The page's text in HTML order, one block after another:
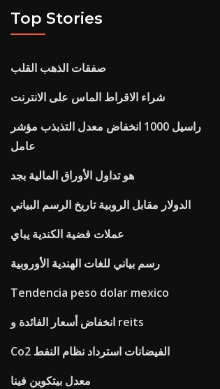
Top Stories
صفقات الذهب القلب
شراء الاقراط الماس على الانترنت
راسيل 1000 انخفاض معدل التذبذب مؤشر
عامل
هو تداول الأوراق المالية بجد
الدولار مقابل الروبية تاريخ الرسم البياني
عملات فضية الكندية يباي
رسم بياني للغات الهندية الأوروبية
Tendencia peso dolar mexico
انخفاض أسعار الفائدة و reits
Co2 الفيضانات استرداد نظام النفط
معدل بيتكوين فينا